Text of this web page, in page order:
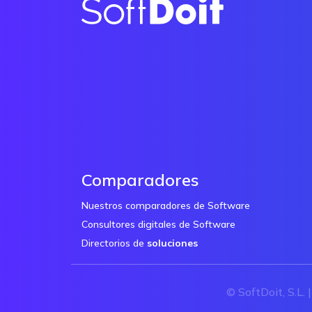
Comparadores
Nuestros comparadores de Software
Consultores digitales de Software
Directorios de soluciones
© SoftDoit, S.L.